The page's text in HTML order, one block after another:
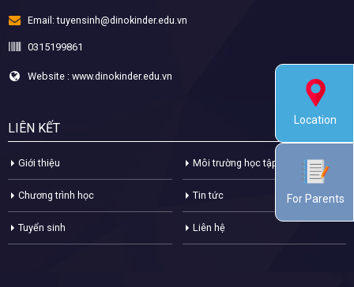
Email: tuyensinh@dinokinder.edu.vn
0315199861
Website : www.dinokinder.edu.vn
LIÊN KẾT
Giới thiệu
Chương trình học
Tuyển sinh
Môi trường học tập
Tin tức
Liên hệ
Location
For Parents